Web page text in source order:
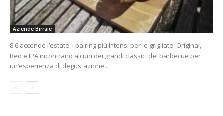
Aziende Birraie
8.6 accende l’estate: i pairing più intensi per le grigliate. Original,
Red e IPA incontrano alcuni dei grandi classici del barbecue per
un’esperienza di degustazione...